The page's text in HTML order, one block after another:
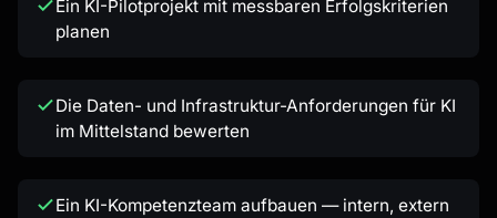
Ein KI-Pilotprojekt mit messbaren Erfolgskriterien
planen
Die Daten- und Infrastruktur-Anforderungen für KI
im Mittelstand bewerten
Ein KI-Kompetenzteam aufbauen — intern, extern